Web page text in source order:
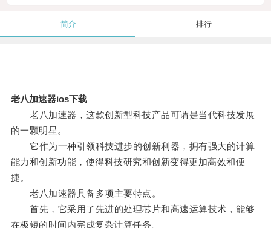
简介 排行
老八加速器ios下载
老八加速器，这款创新型科技产品可谓是当代科技发展
的一颗明星。
它作为一种引领科技进步的创新利器，拥有强大的计算
能力和创新功能，使得科技研究和创新变得更加高效和便
捷。
老八加速器具备多项主要特点。
首先，它采用了先进的处理芯片和高速运算技术，能够
在极短的时间内完成复杂计算任务。